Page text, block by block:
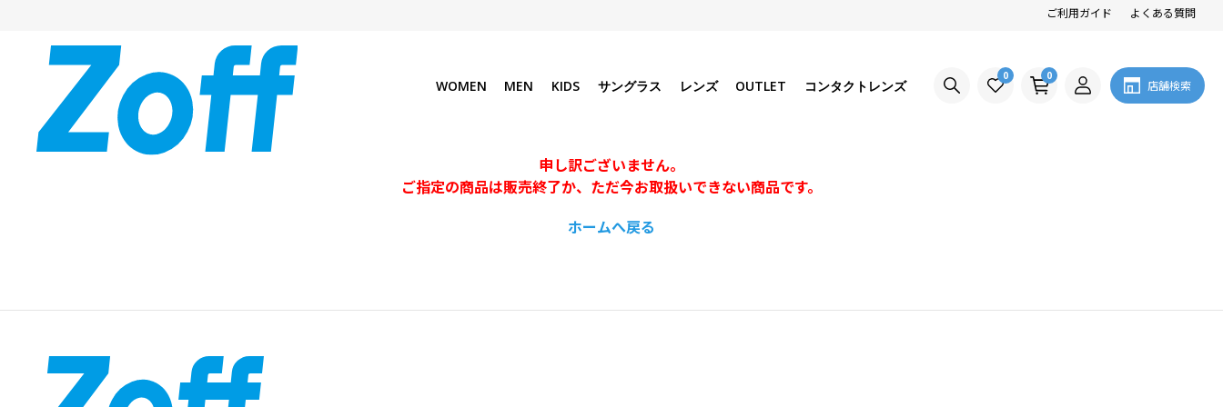
ご利用ガイド よくある質問
WOMEN MEN KIDS サングラス レンズ OUTLET コンタクトレンズ
0 0
店舗検索
申し訳ございません。
ご指定の商品は販売終了か、ただ今お取扱いできない商品です。
ホームへ戻る